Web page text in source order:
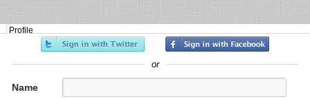
Profile
or
Name